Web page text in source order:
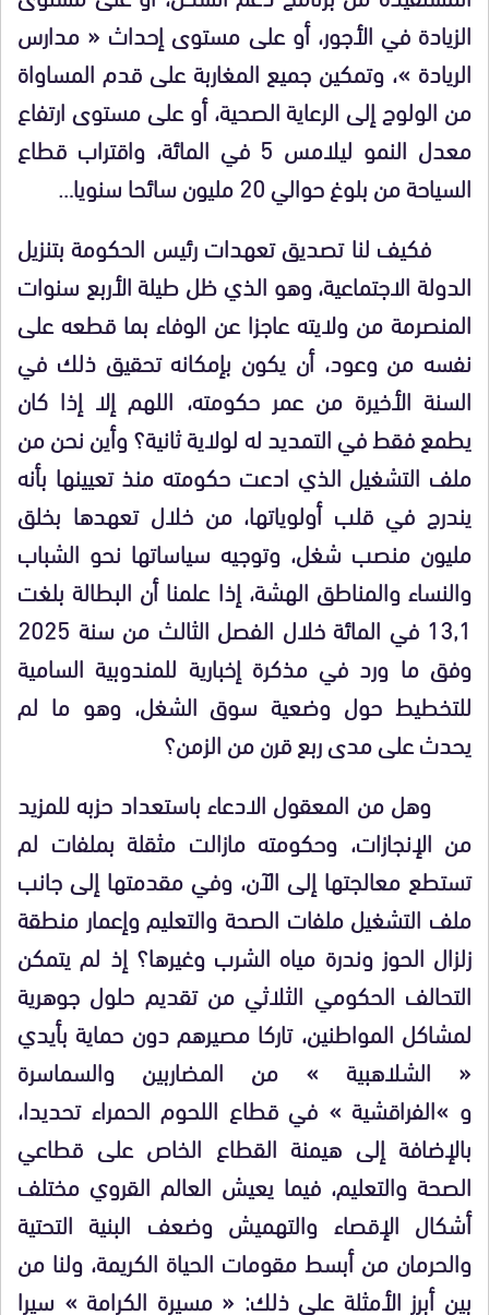
الزيادة في الأجور، أو على مستوى إحداث « مدارس
الريادة »، وتمكين جميع المغاربة على قدم المساواة
من الولوج إلى الرعاية الصحية، أو على مستوى ارتفاع
معدل النمو ليلامس 5 في المائة، واقتراب قطاع
السياحة من بلوغ حوالي 20 مليون سائحا سنويا…
فكيف لنا تصديق تعهدات رئيس الحكومة بتنزيل
الدولة الاجتماعية، وهو الذي ظل طيلة الأربع سنوات
المنصرمة من ولايته عاجزا عن الوفاء بما قطعه على
نفسه من وعود، أن يكون بإمكانه تحقيق ذلك في
السنة الأخيرة من عمر حكومته، اللهم إلا إذا كان
يطمع فقط في التمديد له لولاية ثانية؟ وأين نحن من
ملف التشغيل الذي ادعت حكومته منذ تعيينها بأنه
يندرج في قلب أولوياتها، من خلال تعهدها بخلق
مليون منصب شغل، وتوجيه سياساتها نحو الشباب
والنساء والمناطق الهشة، إذا علمنا أن البطالة بلغت
13,1 في المائة خلال الفصل الثالث من سنة 2025
وفق ما ورد في مذكرة إخبارية للمندوبية السامية
للتخطيط حول وضعية سوق الشغل، وهو ما لم
يحدث على مدى ربع قرن من الزمن؟
وهل من المعقول الادعاء باستعداد حزبه للمزيد
من الإنجازات، وحكومته مازالت مثقلة بملفات لم
تستطع معالجتها إلى الآن، وفي مقدمتها إلى جانب
ملف التشغيل ملفات الصحة والتعليم وإعمار منطقة
زلزال الحوز وندرة مياه الشرب وغيرها؟ إذ لم يتمكن
التحالف الحكومي الثلاثي من تقديم حلول جوهرية
لمشاكل المواطنين، تاركا مصيرهم دون حماية بأيدي
« الشلاهبية » من المضاربين والسماسرة
و »الفراقشية » في قطاع اللحوم الحمراء تحديدا،
بالإضافة إلى هيمنة القطاع الخاص على قطاعي
الصحة والتعليم، فيما يعيش العالم القروي مختلف
أشكال الإقصاء والتهميش وضعف البنية التحتية
والحرمان من أبسط مقومات الحياة الكريمة، ولنا من
بين أبرز الأمثلة على ذلك: « مسيرة الكرامة » سيرا